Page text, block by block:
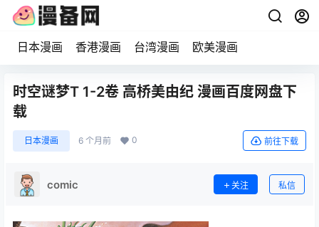
日本漫画 香港漫画 台湾漫画 欧美漫画
时空谜梦T 1-2卷 高桥美由纪 漫画百度网盘下
载
日本漫画 6 个月前 0 前往下载
comic 关注 私信